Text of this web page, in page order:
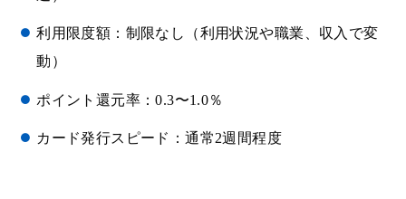
利用限度額：制限なし（利用状況や職業、収入で変
動）
ポイント還元率：0.3〜1.0％
カード発行スピード：通常2週間程度